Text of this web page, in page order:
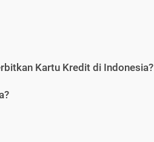
Kartu Kredit di Indonesia?